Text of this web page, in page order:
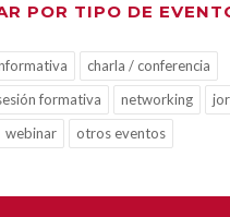
POR TIPO DE
charla / conferencia
formativa
networking
webinar otros eventos